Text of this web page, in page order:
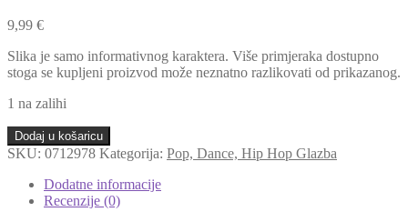
9,99 €
Slika je samo informativnog karaktera. Više primjeraka dostupno
stoga se kupljeni proizvod može neznatno razlikovati od prikazanog.
1 na zalihi
Lana
Del
Violent
Dodaj u košaricu
SKU: 0712978 Kategorija: Pop, Dance, Hip Hop Glazba
Dodatne informacije
Recenzije (0)